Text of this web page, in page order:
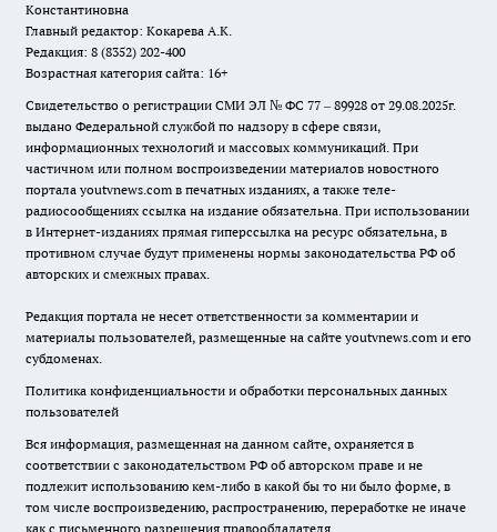
Константиновна
Главный редактор: Кокарева А.К.
Редакция: 8 (8352) 202-400
Возрастная категория сайта: 16+
Свидетельство о регистрации СМИ ЭЛ № ФС 77 – 89928 от 29.08.2025г.
выдано Федеральной службой по надзору в сфере связи,
информационных технологий и массовых коммуникаций. При
частичном или полном воспроизведении материалов новостного
портала youtvnews.com в печатных изданиях, а также теле-
радиосообщениях ссылка на издание обязательна. При использовании
в Интернет-изданиях прямая гиперссылка на ресурс обязательна, в
противном случае будут применены нормы законодательства РФ об
авторских и смежных правах.
Редакция портала не несет ответственности за комментарии и
материалы пользователей, размещенные на сайте youtvnews.com и его
субдоменах.
Политика конфиденциальности и обработки персональных данных
пользователей
Вся информация, размещенная на данном сайте, охраняется в
соответствии с законодательством РФ об авторском праве и не
подлежит использованию кем-либо в какой бы то ни было форме, в
том числе воспроизведению, распространению, переработке не иначе
как с письменного разрешения правообладателя.